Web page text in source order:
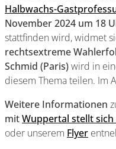
Halbwachs-
November 2024 um 18
stattfinden wird, widmet
rechtsextreme
Schmid (Paris)wird in
diesem Thema teilen. Im
Weitere Informationen
mitWuppertal stellt
oder unserem Flyer